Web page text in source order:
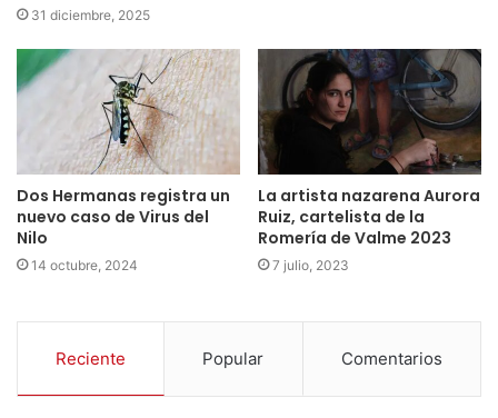
31 diciembre, 2025
Dos Hermanas registra un
nuevo caso de Virus del
Nilo
14 octubre, 2024
La artista nazarena Aurora
Ruiz, cartelista de la
Romería de Valme 2023
7 julio, 2023
Reciente Popular Comentarios